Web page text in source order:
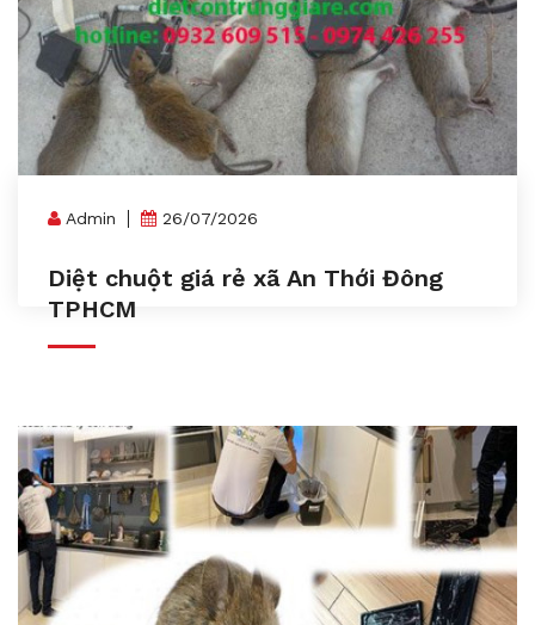
Admin 26/07/2026
Diệt chuột giá rẻ xã An Thới Đông
TPHCM